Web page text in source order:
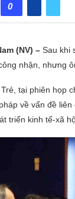
0
(NV) – Sau khi
nhận, nhưng
tại phiên họp
về vấn đề
triển kinh tế-xã